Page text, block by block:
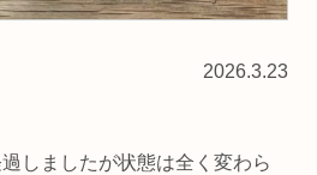
2026.3.23
しましたが状態は全く変わら